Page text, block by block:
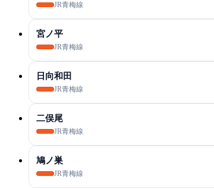
JR青梅線
宮ノ平
JR青梅線
日向和田
JR青梅線
二俣尾
JR青梅線
鳩ノ巣
JR青梅線